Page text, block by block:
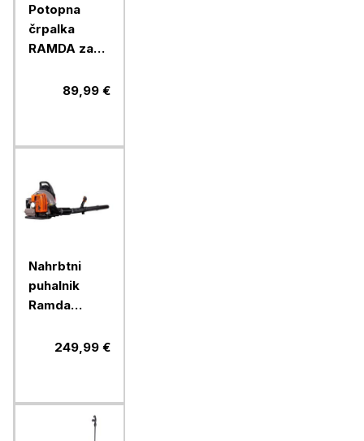
Potopna
črpalka
RAMDA za
vodo, 1100
89,99 €
Nahrbtni
puhalnik
Ramda
249,99 €